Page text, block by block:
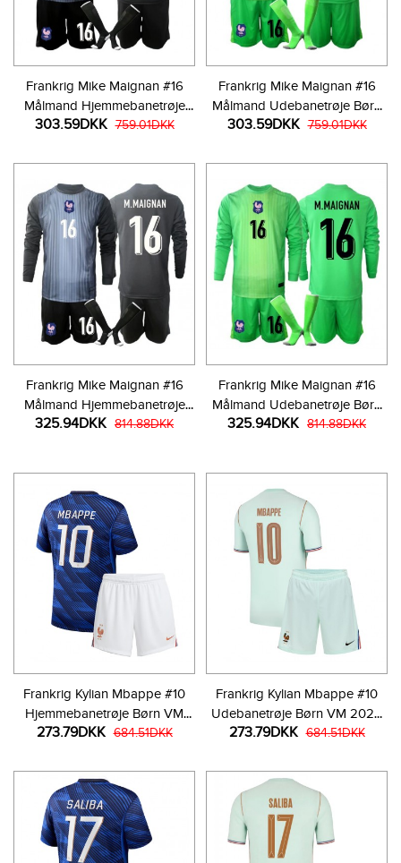
Frankrig Mike Maignan #16
Målmand Hjemmebanetrøje
Børn VM 2026 Kortærmet (+
303.59DKK 759.01DKK
Frankrig Mike Maignan #16
Målmand Udebanetrøje Børn
VM 2026 Kortærmet (+ Korte
303.59DKK 759.01DKK
Frankrig Mike Maignan #16
Målmand Hjemmebanetrøje
Børn VM 2026 Langærmet (+
325.94DKK 814.88DKK
Frankrig Mike Maignan #16
Målmand Udebanetrøje Børn
VM 2026 Langærmet (+ Korte
325.94DKK 814.88DKK
Frankrig Kylian Mbappe #10
Hjemmebanetrøje Børn VM
2026 Kortærmet (+ Korte
273.79DKK 684.51DKK
Frankrig Kylian Mbappe #10
Udebanetrøje Børn VM 2026
Kortærmet (+ Korte bukser)
273.79DKK 684.51DKK